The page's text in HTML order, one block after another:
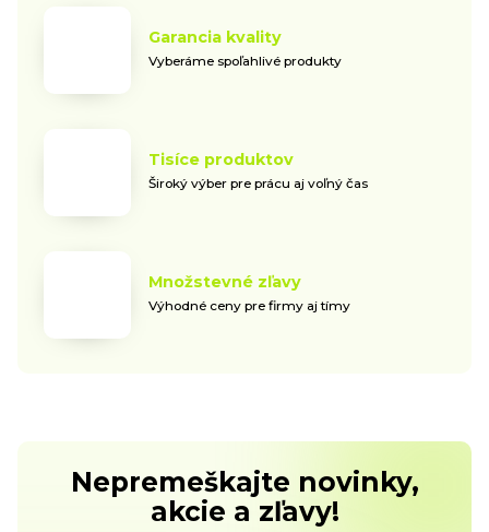
Garancia kvality
Vyberáme spoľahlivé produkty
Tisíce produktov
Široký výber pre prácu aj voľný čas
Množstevné zľavy
Výhodné ceny pre firmy aj tímy
Nepremeškajte novinky,
akcie a zľavy!